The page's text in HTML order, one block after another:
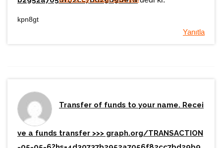
kpn8gt
Yanıtla
Transfer of funds to your name. Recei
ve a funds transfer >>> graph.org/TRANSACTION